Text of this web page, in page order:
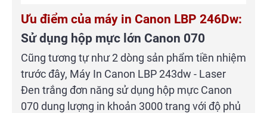
Ưu điểm của máy in Canon LBP 246Dw:
Sử dụng hộp mực lớn Canon 070
Cũng tương tự như 2 dòng sản phẩm tiền nhiệm
trước đây, Máy In Canon LBP 243dw - Laser
Đen trắng đơn năng sử dụng hộp mực Canon
070 dung lượng in khoản 3000 trang với độ phủ